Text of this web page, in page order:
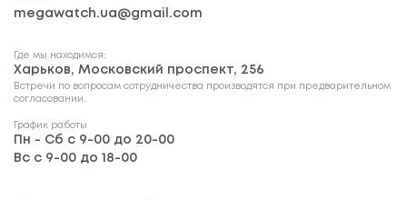
megawatch.ua@gmail.com
Где мы находимся:
Харьков, Московский проспект, 256
Встречи по вопросам сотрудничества производятся при предварительном
согласовании.
График работы
Пн - Сб с 9-00 до 20-00
Вс с 9-00 до 18-00